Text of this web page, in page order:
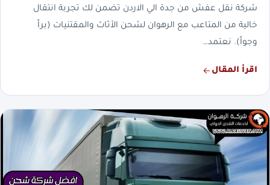
شركة نقل عفش من جدة الي الاردن تضمن لك تجربة انتقال
خالية من المتاعب مع الرهوان لشحن الأثاث والمقتنيات (براً
وجواً). نعتمد…
اقرأ المقال